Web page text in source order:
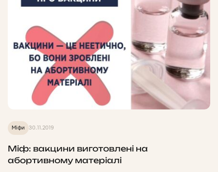
Міфи 30.11.2019
Міф: вакцини виготовлені на
абортивному матеріалі